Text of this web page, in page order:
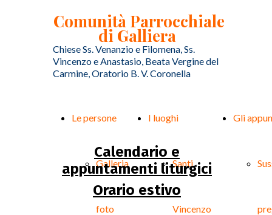
Chiese Ss. Venanzio e Filomena, Ss.
Vincenzo e Anastasio, Beata Vergine del
Carmine, Oratorio B. V. Coronella
Comunità Parrocchiale
di Galliera
Le persone
Galleria
foto
I luoghi
Santi
Vincenzo
Gli
Calendario e
appuntamenti liturgici
Orario estivo